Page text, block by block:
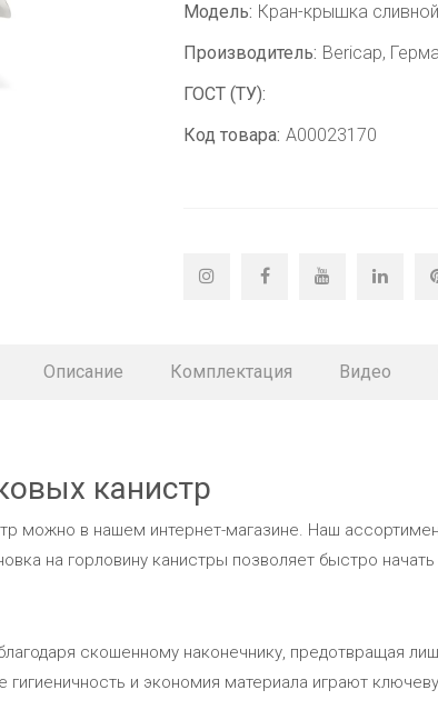
Модель: Кран-крышка
Производитель: Bericap,
ГОСТ (ТУ):
Код товара: A00023170
Описание Комплектация Видео
канистр
можно в нашем интернет-магазине. Наш
на горловину канистры позволяет быстро
скошенному наконечнику, предотвращая
и экономия материала играют